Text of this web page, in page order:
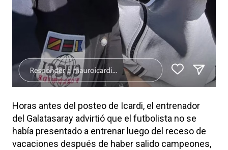
Horas antes del posteo de Icardi, el entrenador
del Galatasaray advirtió que el futbolista no se
había presentado a entrenar luego del receso de
vacaciones después de haber salido campeones,